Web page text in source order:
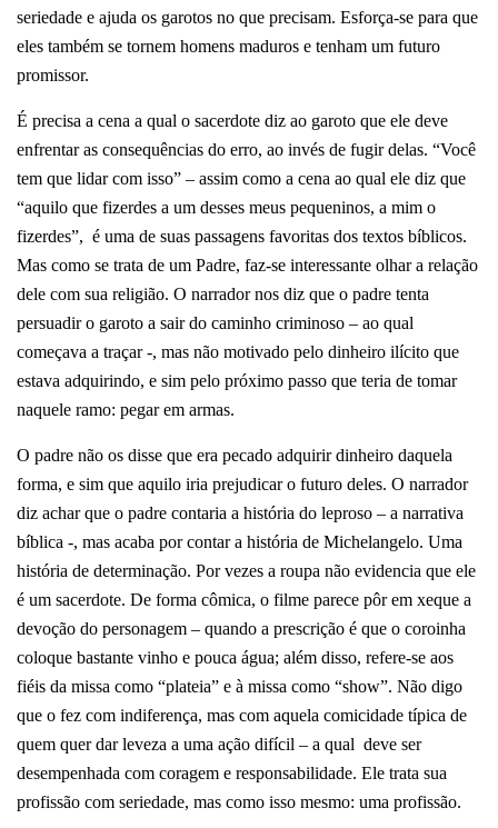
seriedade e ajuda os garotos no que precisam. Esforça-se para que
eles também se tornem homens maduros e tenham um futuro
promissor.
É precisa a cena a qual o sacerdote diz ao garoto que ele deve
enfrentar as consequências do erro, ao invés de fugir delas. “Você
tem que lidar com isso” – assim como a cena ao qual ele diz que
“aquilo que fizerdes a um desses meus pequeninos, a mim o
fizerdes”, é uma de suas passagens favoritas dos textos bíblicos.
Mas como se trata de um Padre, faz-se interessante olhar a relação
dele com sua religião. O narrador nos diz que o padre tenta
persuadir o garoto a sair do caminho criminoso – ao qual
começava a traçar -, mas não motivado pelo dinheiro ilícito que
estava adquirindo, e sim pelo próximo passo que teria de tomar
naquele ramo: pegar em armas.
O padre não os disse que era pecado adquirir dinheiro daquela
forma, e sim que aquilo iria prejudicar o futuro deles. O narrador
diz achar que o padre contaria a história do leproso – a narrativa
bíblica -, mas acaba por contar a história de Michelangelo. Uma
história de determinação. Por vezes a roupa não evidencia que ele
é um sacerdote. De forma cômica, o filme parece pôr em xeque a
devoção do personagem – quando a prescrição é que o coroinha
coloque bastante vinho e pouca água; além disso, refere-se aos
fiéis da missa como “plateia” e à missa como “show”. Não digo
que o fez com indiferença, mas com aquela comicidade típica de
quem quer dar leveza a uma ação difícil – a qual deve ser
desempenhada com coragem e responsabilidade. Ele trata sua
profissão com seriedade, mas como isso mesmo: uma profissão.